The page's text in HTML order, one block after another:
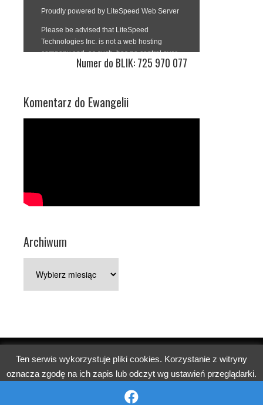
Numer do BLIK: 725 970 077
Komentarz do Ewangelii
Archiwum
Copyright © 2026 Parafia pw. św. Jerzego w Poznaniu.
ChurchWordPress Theme by themehall.com
Ten serwis wykorzystuje pliki cookies. Korzystanie z witryny
oznacza zgodę na ich zapis lub odczyt wg ustawień przeglądarki.